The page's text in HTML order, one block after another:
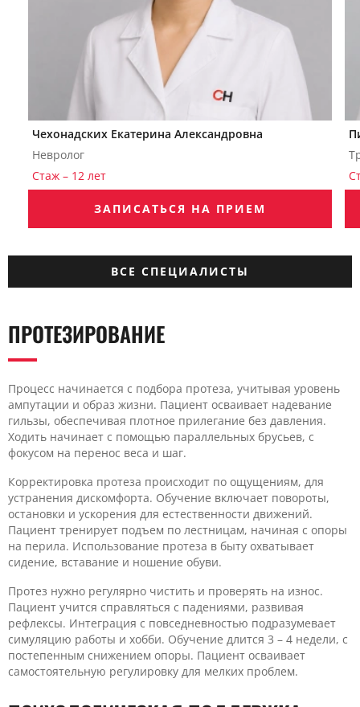
Чехонадских Екатерина Александровна
Невролог
Стаж – 12 лет
ЗАПИСАТЬСЯ НА ПРИЕМ
ВСЕ СПЕЦИАЛИСТЫ
ПРОТЕЗИРОВАНИЕ
Процесс начинается с подбора протеза, учитывая уровень
ампутации и образ жизни. Пациент осваивает надевание
гильзы, обеспечивая плотное прилегание без давления.
Ходить начинает с помощью параллельных брусьев, с
фокусом на перенос веса и шаг.
Корректировка протеза происходит по ощущениям, для
устранения дискомфорта. Обучение включает повороты,
остановки и ускорения для естественности движений.
Пациент тренирует подъем по лестницам, начиная с опоры
на перила. Использование протеза в быту охватывает
сидение, вставание и ношение обуви.
Протез нужно регулярно чистить и проверять на износ.
Пациент учится справляться с падениями, развивая
рефлексы. Интеграция с повседневностью подразумевает
симуляцию работы и хобби. Обучение длится 3 – 4 недели, с
постепенным снижением опоры. Пациент осваивает
самостоятельную регулировку для мелких проблем.